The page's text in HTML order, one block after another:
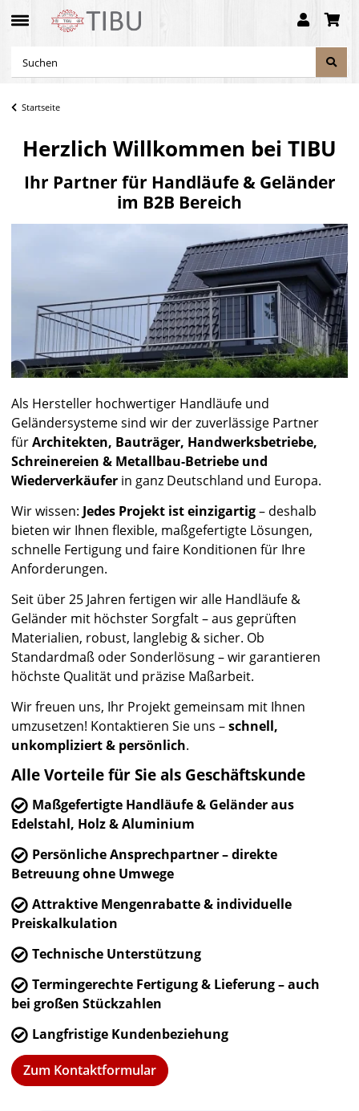
Startseite
Herzlich Willkommen bei TIBU
Ihr Partner für Handläufe & Geländer
im B2B Bereich
Als Hersteller hochwertiger Handläufe und
Geländersysteme sind wir der zuverlässige Partner
fürArchitekten, Bauträger, Handwerksbetriebe,
Schreinereien & Metallbau-Betriebe und
Wiederverkäufer in ganz Deutschland und Europa.
Wir wissen: Jedes Projekt ist einzigartig– deshalb
bieten wir Ihnen flexible, maßgefertigte Lösungen,
schnelle Fertigung und faire Konditionen für Ihre
Anforderungen.
Seit über 25 Jahren fertigen wir alle Handläufe &
Geländer mit höchster Sorgfalt – aus geprüften
Materialien, robust, langlebig & sicher. Ob
Standardmaß oder Sonderlösung – wir garantieren
höchste Qualität und präzise Maßarbeit.
Wir freuen uns, Ihr Projekt gemeinsam mit Ihnen
umzusetzen! Kontaktieren Sie uns –schnell,
unkompliziert & persönlich.
Alle Vorteile für Sie als Geschäftskunde
 Maßgefertigte Handläufe & Geländer aus
Edelstahl, Holz & Aluminium
 Persönliche Ansprechpartner – direkte
Betreuung ohne Umwege
 Attraktive Mengenrabatte & individuelle
Preiskalkulation
 Technische Unterstützung
 Termingerechte Fertigung & Lieferung – auch
bei großen Stückzahlen
 Langfristige Kundenbeziehung
Zum Kontaktformular